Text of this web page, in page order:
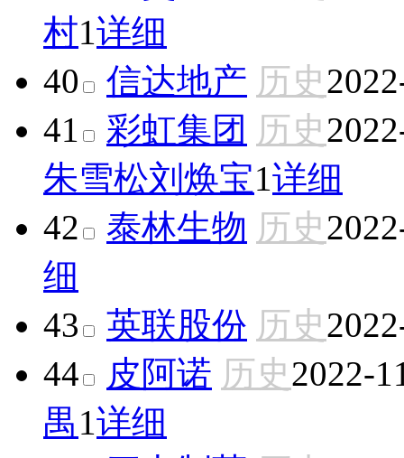
村1详细
40
信达地产 历史
41
彩虹集团 历史
朱雪松刘焕宝1详细
42
泰林生物 历史
细
43
英联股份 历史
44
皮阿诺 历史2022-
禺1详细